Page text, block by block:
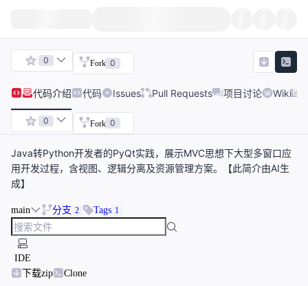
0 Fork 0
代码介绍 代码 Issues Pull Requests 项目讨论 Wiki
0 Fork 0
Java转Python开发者的PyQt实践，展示MVC思想下大型多窗口应
用开发过程，含视图、逻辑分离及资源管理方案。【此简介由AI生
成】
main 分支 2 Tags 1
IDE
下载zip
Clone